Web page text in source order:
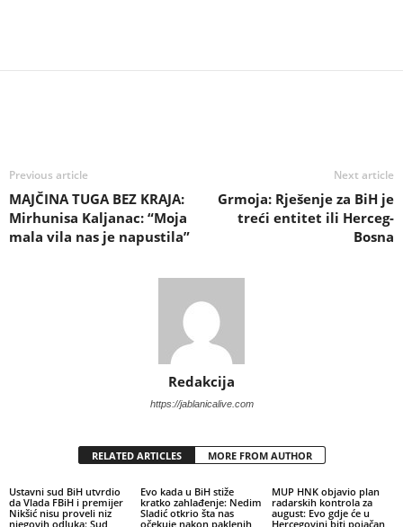
Previous article
MAJČINA TUGA BEZ KRAJA:
Mirhunisa Kaljanac: “Moja
mala vila nas je napustila”
Next article
Grmoja: Rješenje za BiH je
treći entitet ili Herceg-
Bosna
Redakcija
https://jablanicalive.com
RELATED ARTICLES MORE FROM AUTHOR
Ustavni sud BiH utvrdio
da Vlada FBiH i premijer
Nikšić nisu proveli niz
njegovih odluka: Sud
Evo kada u BiH stiže
kratko zahlađenje: Nedim
Sladić otkrio šta nas
očekuje nakon paklenih
MUP HNK objavio plan
radarskih kontrola za
august: Evo gdje će u
Hercegovini biti pojačan